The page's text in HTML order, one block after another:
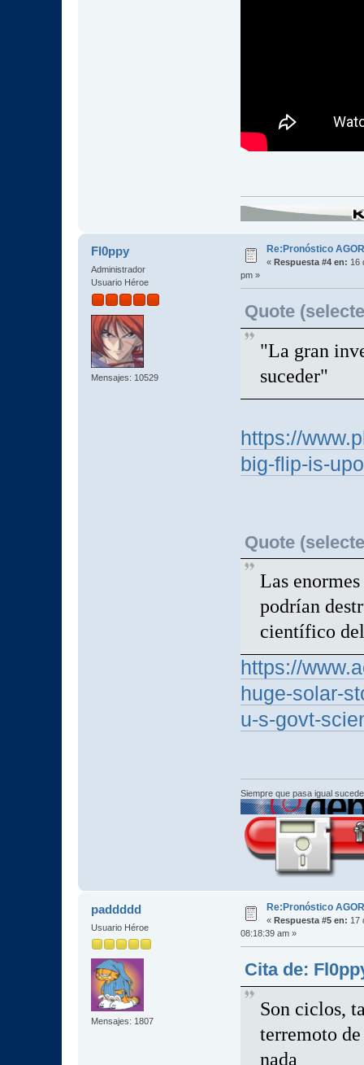
Fl0ppy
Administrador
Usuario Héroe
Mensajes: 10529
Re:Pronóstico
« Respuesta #4 en: 16
pm »
Quote
"La gran
suceder"
https://
big-flip-is-
Quote
Las
podrían
científico
https://
huge-solar-
u-s-govt-
Siempre que pasa igual
paddddd
Usuario Héroe
Mensajes: 1807
Re:Pronóstico
« Respuesta #5 en: 17
08:18:39 am »
Cita de:
Son ciclos,
terremoto
nada